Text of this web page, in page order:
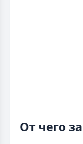
От чего